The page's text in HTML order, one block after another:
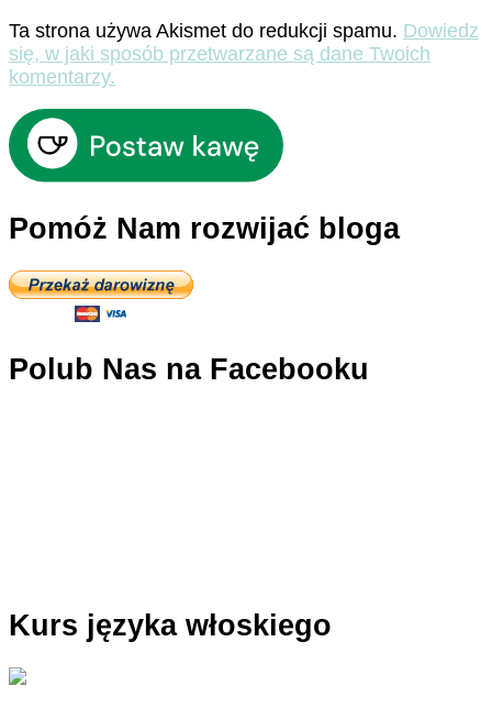
Ta strona używa Akismet do redukcji spamu. Dowiedz
się, w jaki sposób przetwarzane są dane Twoich
komentarzy.
Pomóż Nam rozwijać bloga
Polub Nas na Facebooku
Kurs języka włoskiego